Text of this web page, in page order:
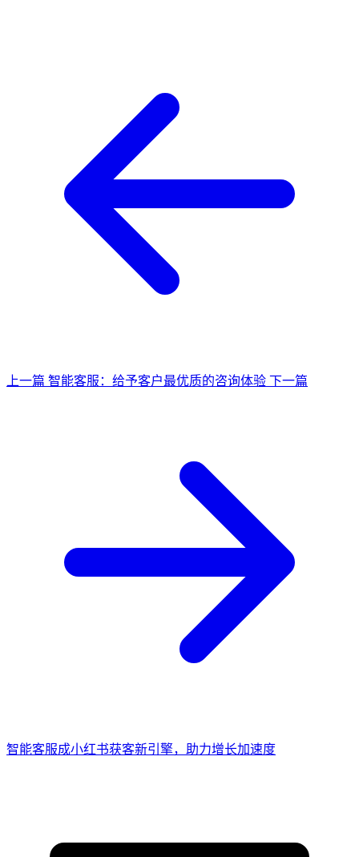
上一篇 智能客服：给予客户最优质的咨询体验 下一篇
智能客服成小红书获客新引擎，助力增长加速度